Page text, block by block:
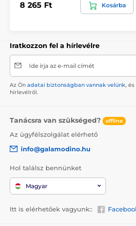
8 265 Ft Kosárba
Iratkozzon fel a hírlevélre
Ide írja az e-mail címét
Az Ön adatai biztonságban vannak velünk,
hírlevélről.
Tanácsra van szükséged? offline
Az ügyfélszolgálat elérhető
info@galamodino.hu
Hol találsz bennünket
Magyar
Itt is elérhetőek vagyunk::